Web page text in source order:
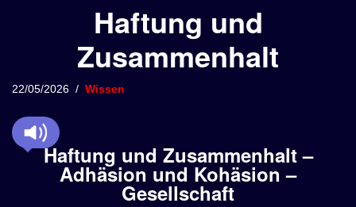
p
i
n
Haftung und
Zusammenhalt
22/05/2026 Wissen
Haftung und Zusammenhalt –
Adhäsion und Kohäsion –
Gesellschaft